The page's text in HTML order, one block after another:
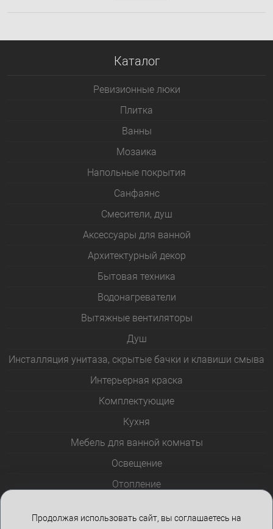
Каталог
Ревизионные люки
Плитка
Bанны
Мозаика
Напольные покрытия
Санфаянс
Смесители, душ
Аксессуары для ванной
Архитектурный декор
Бытовая техника
Водонагреватели
Вытяжные вентиляторы
Душ
Инсталляция унитаза, скрытые бачки и клавиши смыва
Интерьерная краска
Комплектующие
Кухня
Мебель для ванной комнаты
Освещение
Отопление
Розетки и выключатели
Продолжая использовать сайт, вы соглашаетесь на